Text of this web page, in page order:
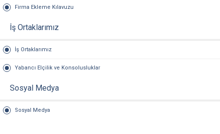
Firma Ekleme Kılavuzu
İş Ortaklarımız
İş Ortaklarımız
Yabancı Elçilik ve Konsolusluklar
Sosyal Medya
Sosyal Medya